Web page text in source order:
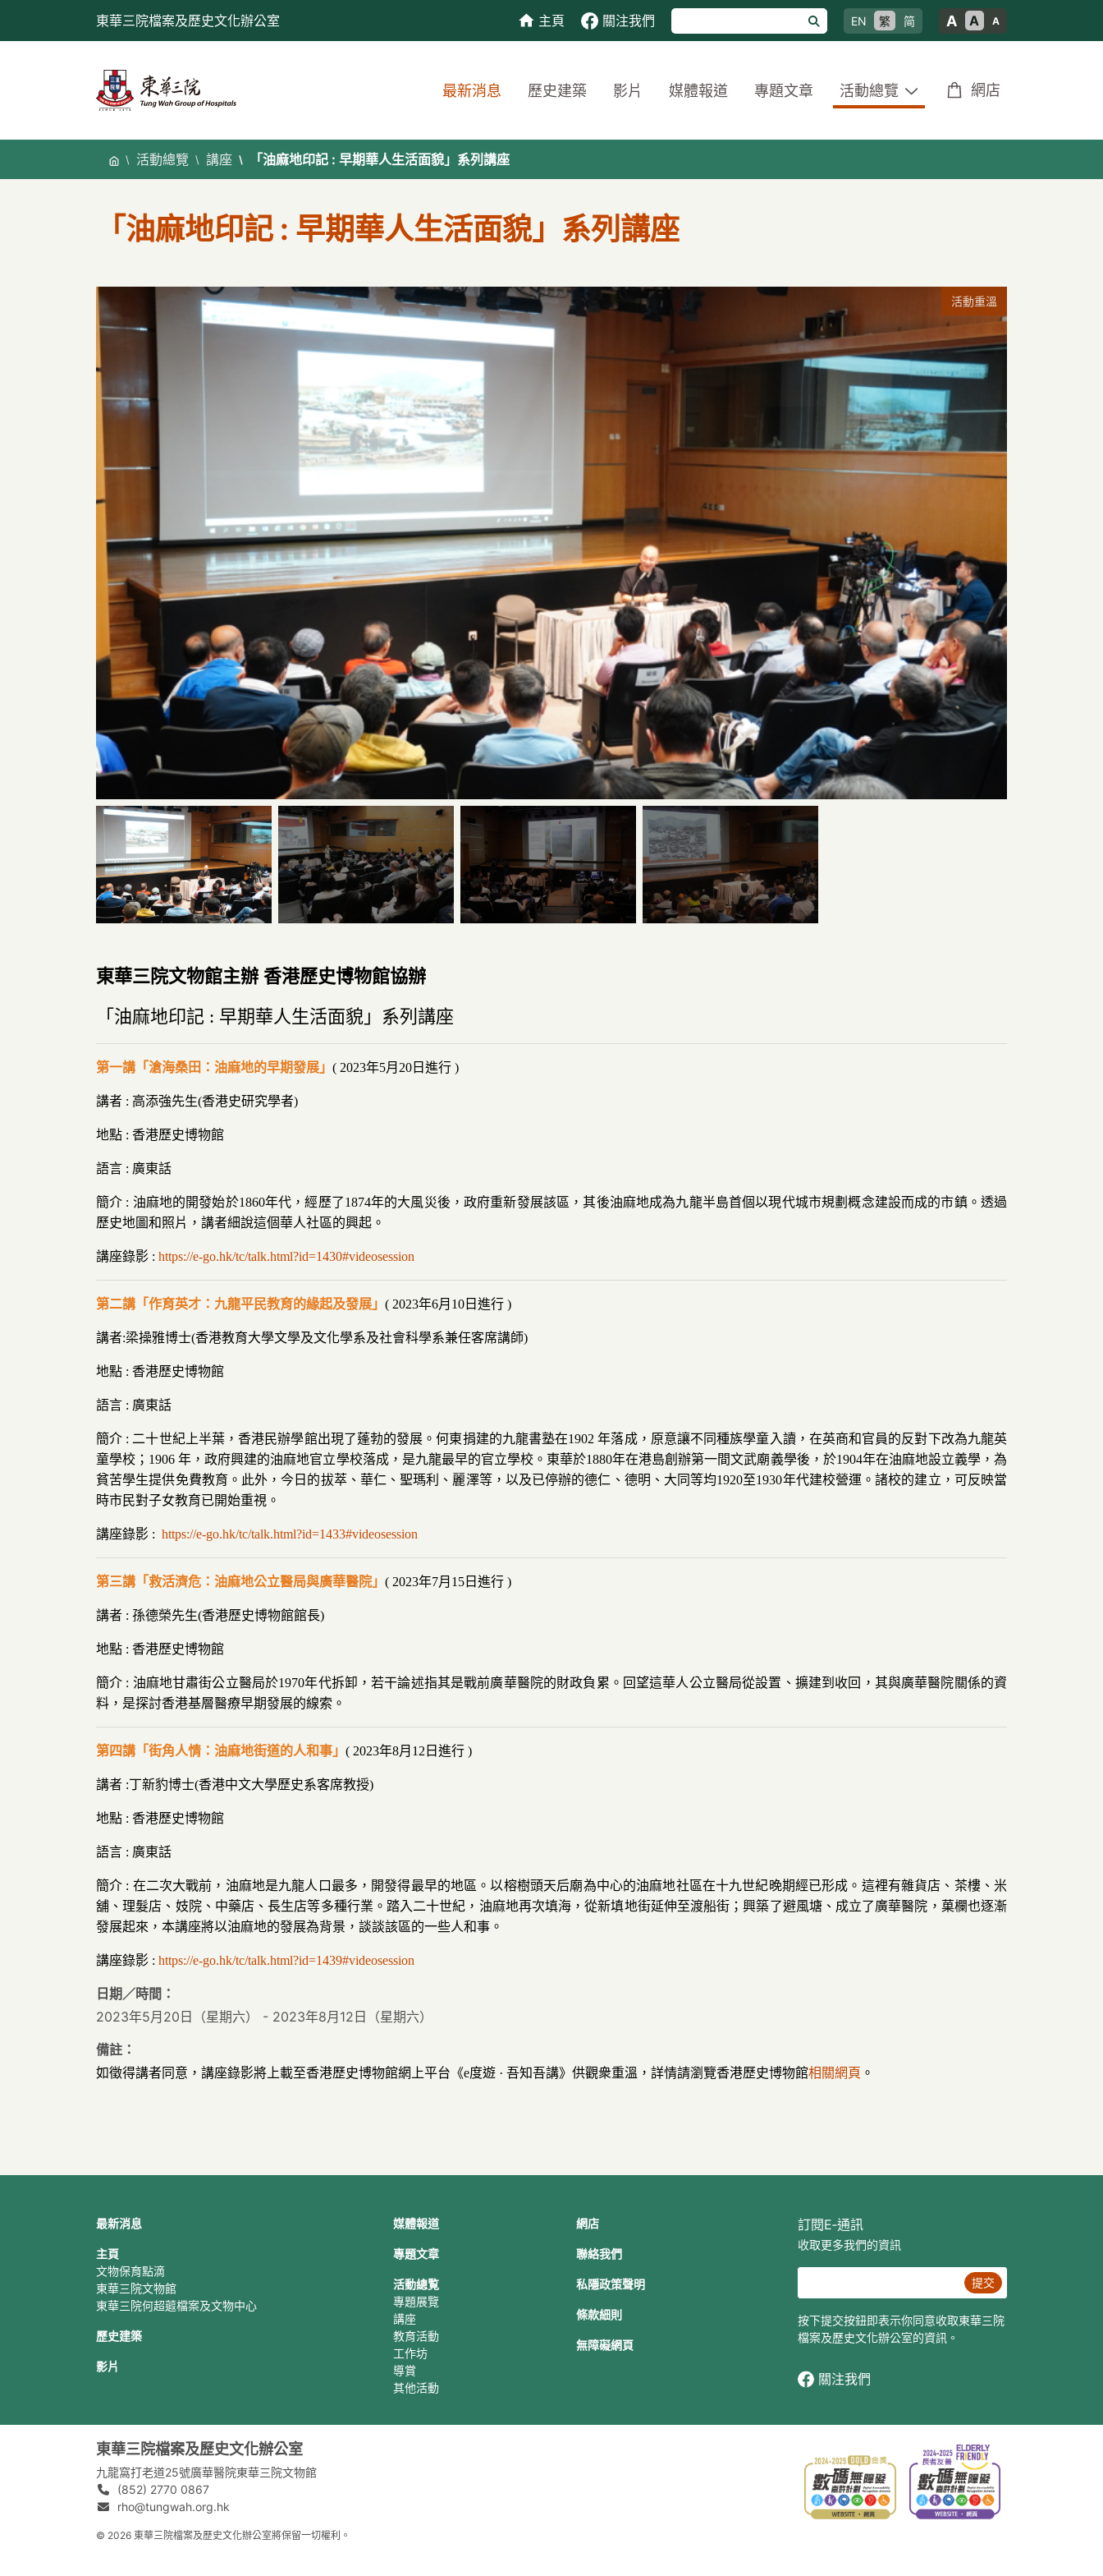
東華三院檔案及歷史文化辦公室 主頁 關注我們 EN 繁 简 A A A
最新消息 歷史建築 影片 媒體報道 專題文章 活動總覽 網店
活動總覽 講座 「油麻地印記 : 早期華人生活面貌」系列講座
「油麻地印記 : 早期華人生活面貌」系列講座
活動重溫
東華三院文物館主辦 香港歷史博物館協辦
「油麻地印記 : 早期華人生活面貌」系列講座
第一講「滄海桑田：油麻地的早期發展」 ( 2023年5月20日進行 )
講者 : 高添強先生(香港史研究學者)
地點 : 香港歷史博物館
語言 : 廣東話
簡介 : 油麻地的開發始於1860年代，經歷了1874年的大風災後，政府重新發展該區，其後油麻地成為九龍半島首個以現代城市規劃概念建設而成的市鎮。透過
歷史地圖和照片，講者細說這個華人社區的興起。
講座錄影 : https://e-go.hk/tc/talk.html?id=1430#videosession
第二講「作育英才：九龍平民教育的緣起及發展」 ( 2023年6月10日進行 )
講者:梁操雅博士(香港教育大學文學及文化學系及社會科學系兼任客席講師)
地點 : 香港歷史博物館
語言 : 廣東話
簡介 : 二十世紀上半葉，香港民辦學館出現了蓬勃的發展。何東捐建的九龍書塾在1902 年落成，原意讓不同種族學童入讀，在英商和官員的反對下改為九龍英
童學校；1906 年，政府興建的油麻地官立學校落成，是九龍最早的官立學校。東華於1880年在港島創辦第一間文武廟義學後，於1904年在油麻地設立義學，為
貧苦學生提供免費教育。此外，今日的拔萃、華仁、聖瑪利、麗澤等，以及已停辦的德仁、德明、大同等均1920至1930年代建校營運。諸校的建立，可反映當
時市民對子女教育已開始重視。
講座錄影 : https://e-go.hk/tc/talk.html?id=1433#videosession
第三講「救活濟危：油麻地公立醫局與廣華醫院」 ( 2023年7月15日進行 )
講者 : 孫德榮先生(香港歷史博物館館長)
地點 : 香港歷史博物館
簡介 : 油麻地甘肅街公立醫局於1970年代拆卸，若干論述指其是戰前廣華醫院的財政負累。回望這華人公立醫局從設置、擴建到收回，其與廣華醫院關係的資
料，是探討香港基層醫療早期發展的線索。
第四講「街角人情：油麻地街道的人和事」 ( 2023年8月12日進行 )
講者 :丁新豹博士(香港中文大學歷史系客席教授)
地點 : 香港歷史博物館
語言 : 廣東話
簡介 : 在二次大戰前，油麻地是九龍人口最多，開發得最早的地區。以榕樹頭天后廟為中心的油麻地社區在十九世紀晚期經已形成。這裡有雜貨店、茶樓、米
舖、理髮店、妓院、中藥店、長生店等多種行業。踏入二十世紀，油麻地再次填海，從新填地街延伸至渡船街；興築了避風塘、成立了廣華醫院，菓欄也逐漸
發展起來，本講座將以油麻地的發展為背景，談談該區的一些人和事。
講座錄影 : https://e-go.hk/tc/talk.html?id=1439#videosession
日期／時間：
2023年5月20日（星期六） - 2023年8月12日（星期六）
備註：
如徵得講者同意，講座錄影將上載至香港歷史博物館網上平台《e度遊 · 吾知吾講》供觀衆重溫，詳情請瀏覽香港歷史博物館相關網頁 。
最新消息
主頁
文物保育點滴
東華三院文物館
東華三院何超蕸檔案及文物中心
歷史建築
影片
媒體報道
專題文章
活動總覧
專題展覽
講座
教育活動
工作坊
導賞
其他活動
網店
聯絡我們
私隱政策聲明
條款細則
無障礙網頁
訂閱E‐通訊
收取更多我們的資訊
提交
按下提交按鈕即表示你同意收取東華三院
檔案及歷史文化辦公室的資訊。
關注我們
東華三院檔案及歷史文化辦公室
九龍窩打老道25號廣華醫院東華三院文物館
(852) 2770 0867
rho@tungwah.org.hk
© 2026 東華三院檔案及歷史文化辦公室將保留一切權利。